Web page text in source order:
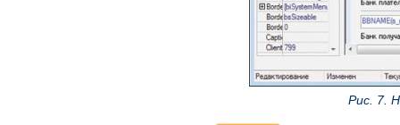
Рис. 7.